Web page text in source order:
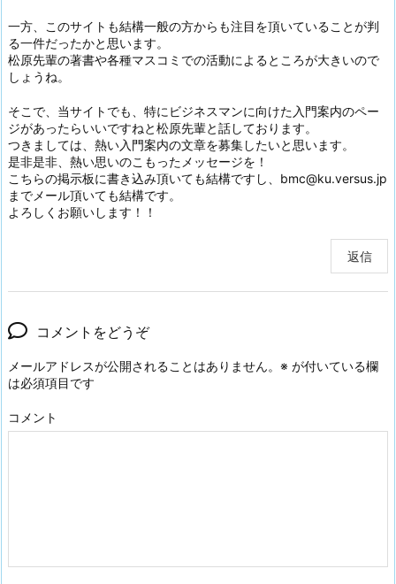
一方、このサイトも結構一般の方からも注目を頂いていることが判
る一件だったかと思います。
松原先輩の著書や各種マスコミでの活動によるところが大きいので
しょうね。
そこで、当サイトでも、特にビジネスマンに向けた入門案内のペー
ジがあったらいいですねと松原先輩と話しております。
つきましては、熱い入門案内の文章を募集したいと思います。
是非是非、熱い思いのこもったメッセージを！
こちらの掲示板に書き込み頂いても結構ですし、bmc@ku.versus.jp
までメール頂いても結構です。
よろしくお願いします！！
返信
コメントをどうぞ
メールアドレスが公開されることはありません。 ※ が付いている欄
は必須項目です
コメント